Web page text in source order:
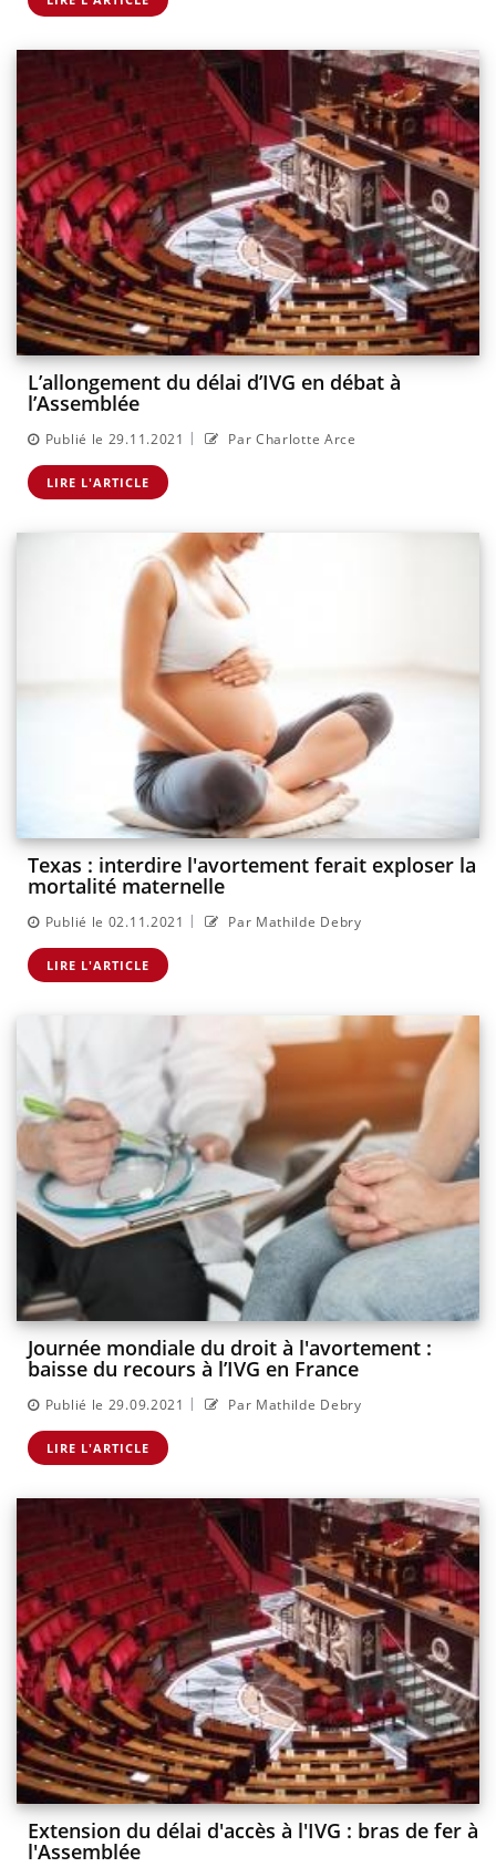
L’allongement du délai d’IVG en débat à
l’Assemblée
Publié le 29.11.2021 | Par Charlotte Arce
LIRE L'ARTICLE
Texas : interdire l'avortement ferait exploser la
mortalité maternelle
Publié le 02.11.2021 | Par Mathilde Debry
LIRE L'ARTICLE
Journée mondiale du droit à l'avortement :
baisse du recours à l’IVG en France
Publié le 29.09.2021 | Par Mathilde Debry
LIRE L'ARTICLE
Extension du délai d'accès à l'IVG : bras de fer à
l'Assemblée